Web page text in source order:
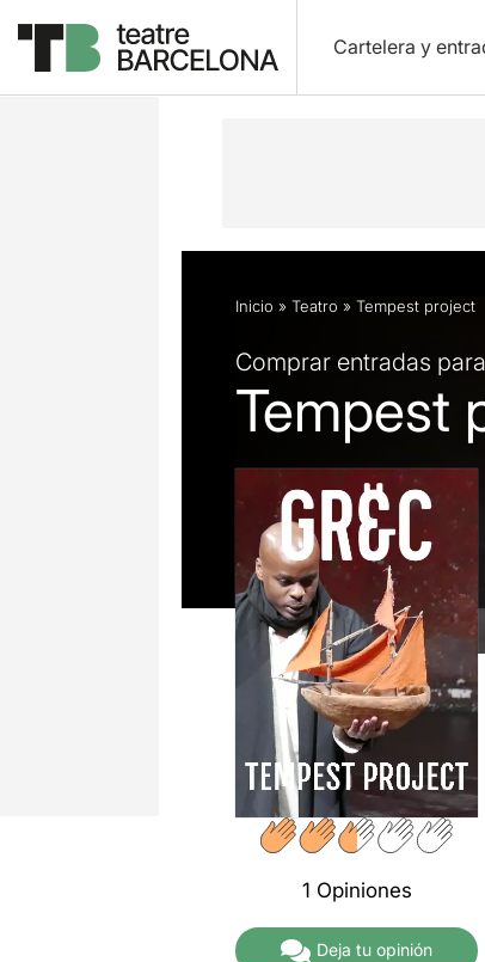
Cartelera y
Descripción Ficha artística
Inicio » Teatro » Tempest project
Comprar entradas para
Tempest
1 Opiniones
Deja tu opinión